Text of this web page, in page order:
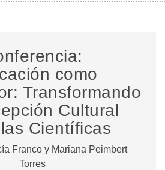
como
Transformando
Cultural
Científicas
Franco y Mariana Peimbert
Torres